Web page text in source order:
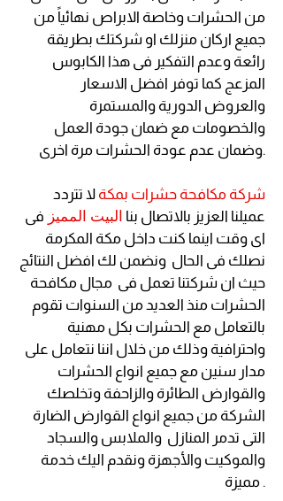
من الحشرات وخاصة الابراص نهائياً من
جميع اركان منزلك او شركتك بطريقة
رائعة وعدم التفكير فى هذا الكابوس
المزعج كما توفر افضل الاسعار
والعروض الدورية والمستمرة
والخصومات مع ضمان جودة العمل
وضمان عدم عودة الحشرات مرة اخرى.
شركة مكافحة حشرات بمكة لا تتردد
عميلنا العزيز بالاتصال بنا البيت المميز فى
اى وقت اينما كنت داخل مكة المكرمة
نصلك فى الحال ونضمن لك افضل النتائج
حيث ان شركتنا تعمل فى مجال مكافحة
الحشرات منذ العديد من السنوات تقوم
بالتعامل مع الحشرات بكل مهنية
واحترافية وذلك من خلال اننا نتعامل على
مدار سنين مع جميع انواع الحشرات
والقوارض الطائرة والزاحفة وتخلصك
الشركة من جميع انواع القوارض الضارة
التى تدمر المنازل والملابس والسجاد
والموكيت والأجهزة ونقدم اليك خدمة
مميزة .